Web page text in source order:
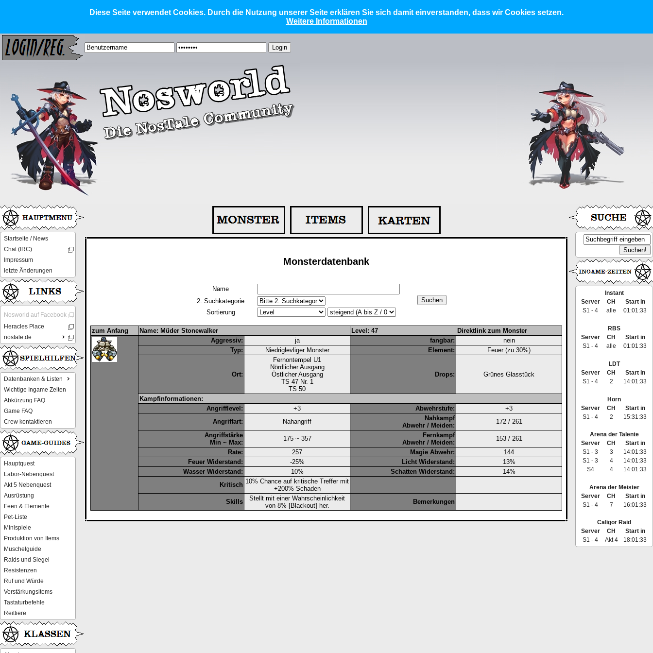
Diese Seite verwendet Cookies. Durch die Nutzung unserer Seite erklären Sie sich damit einverstanden, dass wir Cookies setzen.
Weitere Informationen
Startseite / News
Chat (IRC)
Impressum
letzte Änderungen
Nosworld auf Facebook
Heracles Place
nostale.de
Datenbanken & Listen
Wichtige Ingame Zeiten
Abkürzung FAQ
Game FAQ
Crew kontaktieren
Hauptquest
Labor-Nebenquest
Akt 5 Nebenquest
Ausrüstung
Feen & Elemente
Pet-Liste
Minispiele
Produktion von Items
Muschelguide
Raids und Siegel
Resistenzen
Ruf und Würde
Verstärkungsitems
Tastaturbefehle
Reittiere
Monsterdatenbank
Name
2. Suchkategorie
Sortierung
zum Anfang Name: Müder Stonewalker Level: 47
Direktlink zum Monster
Aggressiv:
ja fangbar:
nein
Typ:
Niedriglevliger Monster Element: Feuer (zu 30%)
Ort:
Fernontempel U1
Nördlicher Ausgang
Östlicher Ausgang
TS 47 Nr. 1
TS 50
Drops: Grünes Glasstück
Kampfinformationen:
Angrifflevel:
+3 Abwehrstufe:
+3
Angriffart:
Nahangriff
Nahkampf
Abwehr / Meiden:
172 / 261
Angriffstärke
Min ~ Max:
175 ~ 357
Fernkampf
Abwehr / Meiden:
153 / 261
Rate:
257 Magie Abwehr:
144
Feuer Widerstand:
-25% Licht Widerstand:
13%
Wasser Widerstand:
10% Schatten Widerstand:
14%
Kritisch 10% Chance auf kritische Treffer mit
+200% Schaden
Skills
Stellt mit einer Wahrscheinlichkeit
von 8% [Blackout] her.
Bemerkungen
Instant
Server
CH
Start in
S1 - 4
alle 01:01:33
RBS
Server
CH
Start in
S1 - 4
alle 01:01:33
LDT
Server
CH
Start in
S1 - 4
2 14:01:33
Horn
Server
CH
Start in
S1 - 4
2 15:31:33
Arena der Talente
Server
CH
Start in
S1 - 3
3
14:01:33
S1 - 3
4
14:01:33
S4
4 14:01:33
Arena der Meister
Server
CH
Start in
S1 - 4
7 16:01:33
Caligor Raid
Server
CH
Start in
S1 - 4
Akt 4 18:01:33